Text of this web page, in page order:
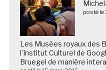
posté le
Les Musées royaux des
l’Institut Culturel de
Bruegel de manière